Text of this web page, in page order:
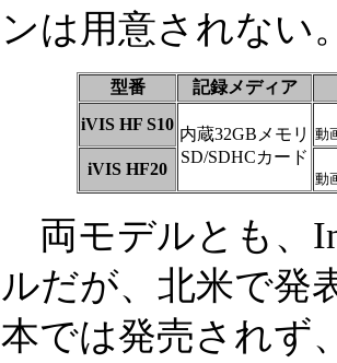
ンは用意されない
型番
記録メディア
iVIS HF S10
内蔵32GBメモリ
SD/SDHCカード
動
iVIS HF20
動
両モデルとも、
ルだが、北米で発
本では発売されず